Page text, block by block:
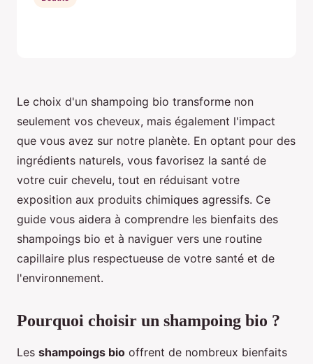
Le choix d'un shampoing bio transforme non
seulement vos cheveux, mais également l'impact
que vous avez sur notre planète. En optant pour des
ingrédients naturels, vous favorisez la santé de
votre cuir chevelu, tout en réduisant votre
exposition aux produits chimiques agressifs. Ce
guide vous aidera à comprendre les bienfaits des
shampoings bio et à naviguer vers une routine
capillaire plus respectueuse de votre santé et de
l'environnement.
Pourquoi choisir un shampoing bio ?
Les shampoings bio offrent de nombreux bienfaits